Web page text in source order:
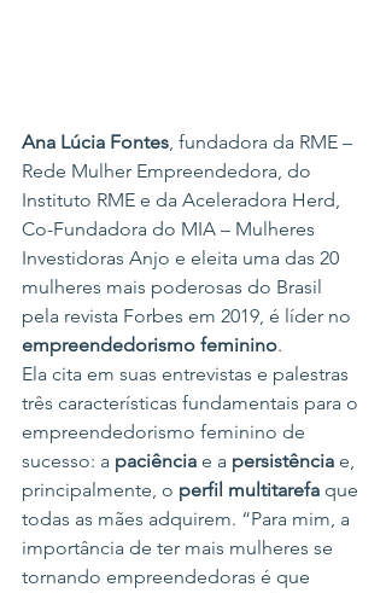
Ana Lúcia Fontes, fundadora da RME –
Rede Mulher Empreendedora, do
Instituto RME e da Aceleradora Herd,
Co-Fundadora do MIA – Mulheres
Investidoras Anjo e eleita uma das 20
mulheres mais poderosas do Brasil
pela revista Forbes em 2019, é líder no
empreendedorismo feminino.
Ela cita em suas entrevistas e palestras
três características fundamentais para o
empreendedorismo feminino de
sucesso: a paciência e a persistência e,
principalmente, o perfil multitarefa que
todas as mães adquirem. “Para mim, a
importância de ter mais mulheres se
tornando empreendedoras é que